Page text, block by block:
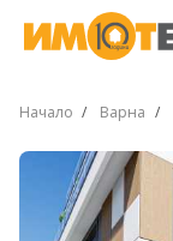
Начало Варна